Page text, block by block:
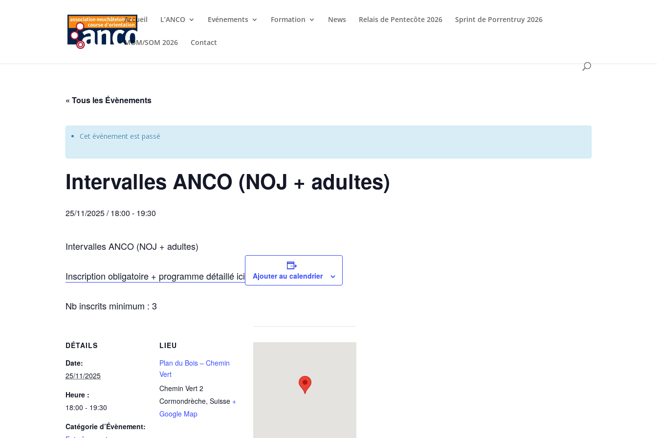
Accueil L’ANCO Evénements Formation News Relais de Pentecôte 2026 Sprint de Porrentruy 2026
MOM/SOM 2026 Contact
« Tous les Évènements
Cet évènement est passé
Intervalles ANCO (NOJ + adultes)
25/11/2025 / 18:00 - 19:30
Intervalles ANCO (NOJ + adultes)
Inscription obligatoire + programme détaillé ici
Nb inscrits minimum : 3
Ajouter au calendrier
DÉTAILS
Date:
25/11/2025
Heure :
18:00 - 19:30
Catégorie d’Évènement:
LIEU
Plan du Bois – Chemin
Vert
Chemin Vert 2
Cormondrèche, Suisse +
Google Map